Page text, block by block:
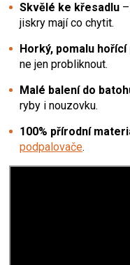
Skvělé ke křesadlu
jiskry mají co chytit.
Horký, pomalu hořící
ne jen probliknout.
Malé balení do
ryby i nouzovku.
100% přírodní
podpalovače.